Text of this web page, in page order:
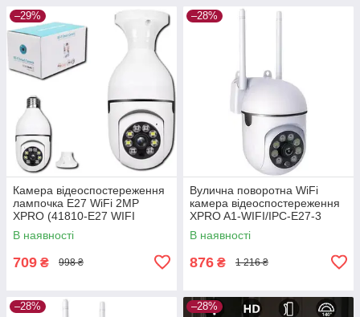
–29%
Камера відеоспостереження
лампочка E27 WiFi 2MP
XPRO (41810-E27 WIFI
2MP_460)
В наявності
709 ₴ 998 ₴
–28%
Вулична поворотна WiFi
камера відеоспостереження
XPRO A1-WIFI/IPC-E27-3
V380PRO (45039-16971_453)
В наявності
876 ₴ 1 216 ₴
–28% –28%